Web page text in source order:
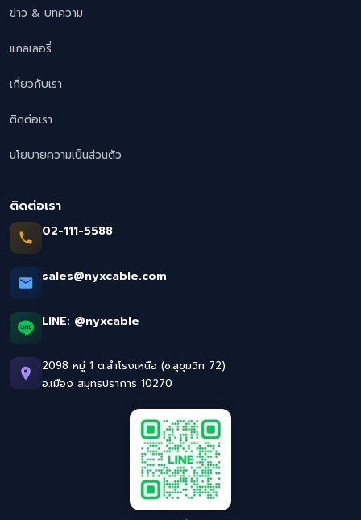
ข่าว & บทความ
แกลเลอรี่
เกี่ยวกับเรา
ติดต่อเรา
นโยบายความเป็นส่วนตัว
ติดต่อเรา
02-111-5588
sales@nyxcable.com
LINE: @nyxcable
2098 หมู่ 1 ต.สำโรงเหนือ (ซ.สุขุมวิท 72)
อ.เมือง สมุทรปราการ 10270